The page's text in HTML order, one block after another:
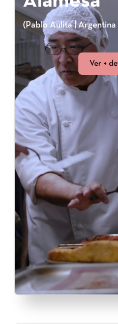
(Pablo Aulita | Argentina
Ver +